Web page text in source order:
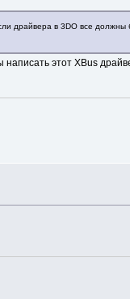
драйвера в 3DO все
этот XBus